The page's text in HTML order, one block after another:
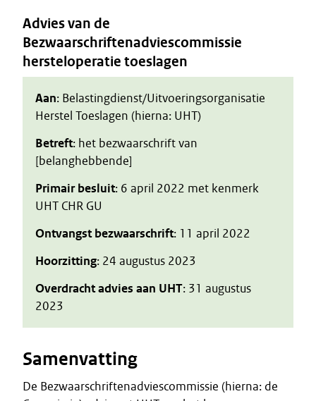
Advies van de
Bezwaarschriftenadviescommissie
hersteloperatie toeslagen
Aan: Belastingdienst/Uitvoeringsorganisatie
Herstel Toeslagen (hierna: UHT)
Betreft: het bezwaarschrift van
[belanghebbende]
Primair besluit: 6 april 2022 met kenmerk
UHT CHR GU
Ontvangst bezwaarschrift: 11 april 2022
Hoorzitting: 24 augustus 2023
Overdracht advies aan UHT: 31 augustus
2023
Samenvatting
De Bezwaarschriftenadviescommissie (hierna: de